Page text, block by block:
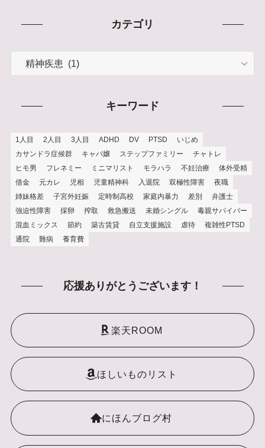
カテゴリ
キーワード
1人目 2人目 3人目 ADHD DV PTSD
いじめ
カサンドラ症候群
キャバ嬢 ステップファミリー
チャトレ
ヒモ男
フレネミー ミニマリスト モラハラ 不妊治療
体外受精
借金
元カレ 児相 児童精神科 入退院 双極性障害
夜職
姉妹格差
子宮外妊娠 定時制高校 家庭内暴力 差別
弁護士
強迫性障害
採卵 搾取 救急搬送 未婚シングル
毒親サバイバー
混血ミックス
節約 築古賃貸 自立支援施設 虐待
複雑性PTSD
通院
難病 養育費
応援ありがとうございます！
楽天ROOM
ほしいものリスト
にほんブログ村